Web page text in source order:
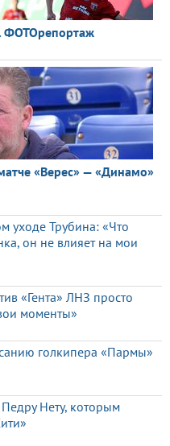
ФОТОрепортаж
«Верес» — «Динамо»
уходе Трубина: «Что
он не влияет на мои
«Гента» ЛНЗ просто
моменты»
голкипера «Пармы»
Нету, которым